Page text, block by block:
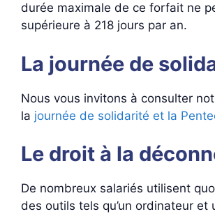
durée maximale de ce forfait ne
supérieure à 218 jours par an.
La journée de
Nous vous invitons à consulter
la journée de solidarité et la
Le droit à la
De nombreux salariés utilisent
des outils tels qu’un ordinateur et